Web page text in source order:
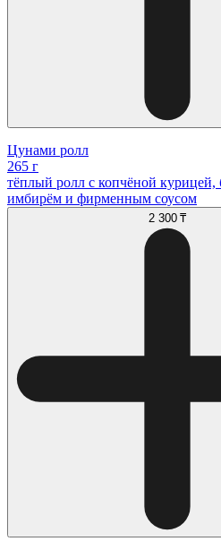
Цунами ролл
265 г
тёплый ролл с копчёной
имбирём и фирменным соусом
2 300 ₸